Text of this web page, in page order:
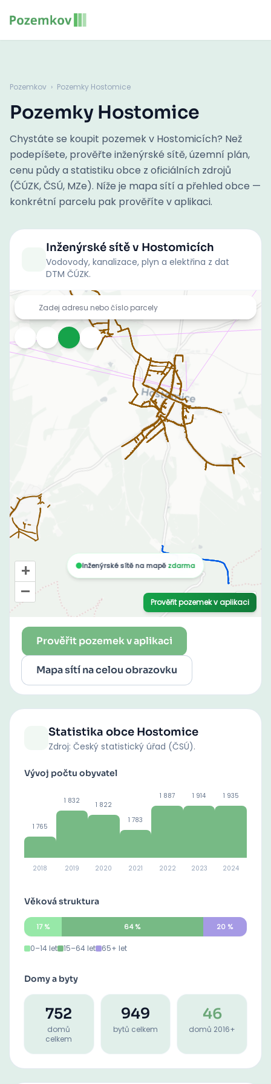
Pozemkov › Pozemky Hostomice
Pozemky Hostomice
Chystáte se koupit pozemek v Hostomicích? Než
podepíšete, prověřte inženýrské sítě, územní plán,
cenu půdy a statistiku obce z oficiálních zdrojů
(ČÚZK, ČSÚ, MZe). Níže je mapa sítí a přehled obce —
konkrétní parcelu pak prověříte v aplikaci.
Inženýrské sítěv Hostomicích
Vodovody, kanalizace, plyn a elektřina z dat
DTM ČÚZK.
Prověřit pozemek v aplikaci
Mapa sítí na celou obrazovku
Statistika obce Hostomice
Zdroj: Český statistický úřad (ČSÚ).
Vývoj počtu obyvatel
1 765
2018
1 832
2019
1 822
2020
1 783
2021
1 887
2022
1 914
2023
1 935
2024
Věková struktura
17% 64% 20 %
0–14 let 15–64 let 65+ let
Domy a byty
752
domů
celkem
949
bytů celkem
46
domů 2016+